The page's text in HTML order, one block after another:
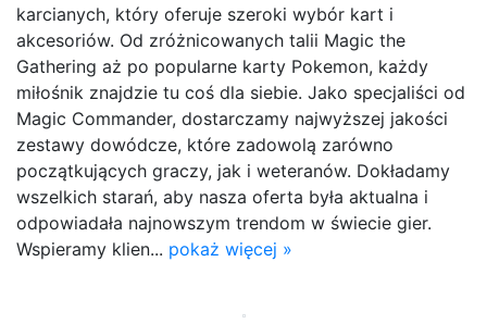
karcianych, który oferuje szeroki wybór kart i
akcesoriów. Od zróżnicowanych talii Magic the
Gathering aż po popularne karty Pokemon, każdy
miłośnik znajdzie tu coś dla siebie. Jako specjaliści od
Magic Commander, dostarczamy najwyższej jakości
zestawy dowódcze, które zadowolą zarówno
początkujących graczy, jak i weteranów. Dokładamy
wszelkich starań, aby nasza oferta była aktualna i
odpowiadała najnowszym trendom w świecie gier.
Wspieramy klien... pokaż więcej »